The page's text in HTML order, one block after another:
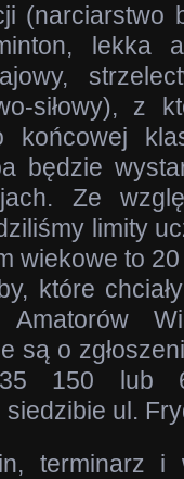
(narciarstwo
lekka
siłowy), z
końcowej
będzie
Ze
limity
wiekowe to 20
które
są o
150 lub
ul.
terminarz i